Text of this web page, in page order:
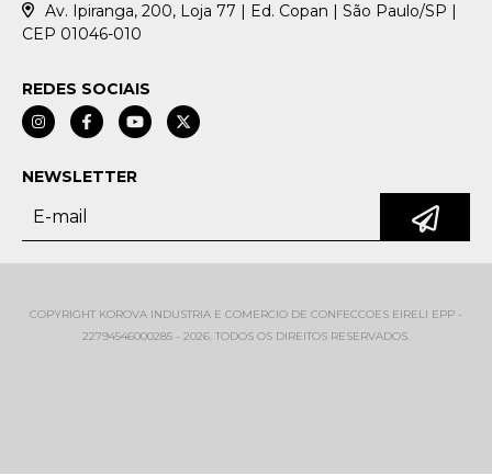
Av. Ipiranga, 200, Loja 77 | Ed. Copan | São Paulo/SP |
CEP 01046-010
REDES SOCIAIS
NEWSLETTER
COPYRIGHT KOROVA INDUSTRIA E COMERCIO DE CONFECCOES EIRELI EPP -
22794546000285 - 2026. TODOS OS DIREITOS RESERVADOS.